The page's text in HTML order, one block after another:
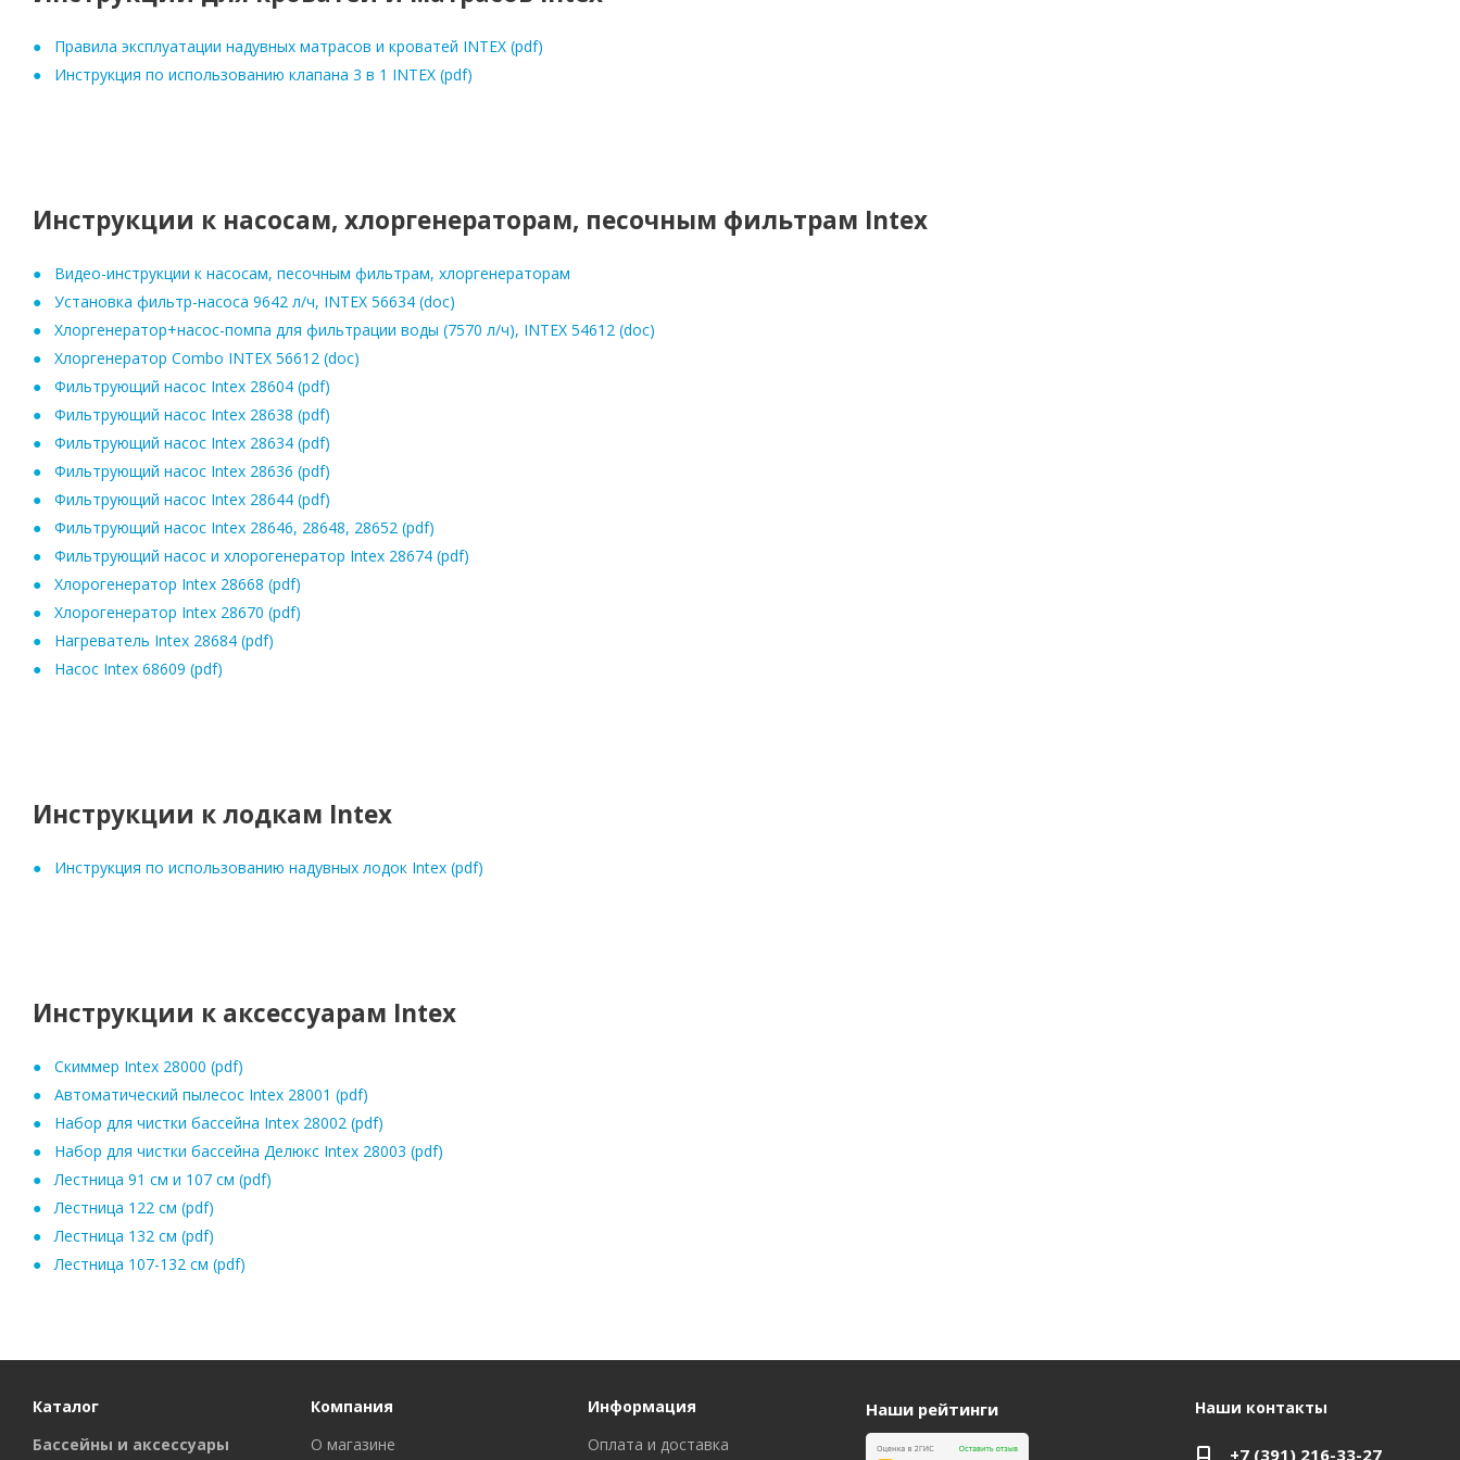
Правила эксплуатации надувных матрасов и кроватей INTEX (pdf)
Инструкция по использованию клапана 3 в 1 INTEX (pdf)
Инструкции к насосам, хлоргенераторам, песочным фильтрам Intex
Видео-инструкции к насосам, песочным фильтрам, хлоргенераторам
Установка фильтр-насоса 9642 л/ч, INTEX 56634 (doc)
Хлоргенератор+насос-помпа для фильтрации воды (7570 л/ч), INTEX 54612 (doc)
Хлоргенератор Combo INTEX 56612 (doc)
Фильтрующий насос Intex 28604 (pdf)
Фильтрующий насос Intex 28638 (pdf)
Фильтрующий насос Intex 28634 (pdf)
Фильтрующий насос Intex 28636 (pdf)
Фильтрующий насос Intex 28644 (pdf)
Фильтрующий насос Intex 28646, 28648, 28652 (pdf)
Фильтрующий насос и хлорогенератор Intex 28674 (pdf)
Хлорогенератор Intex 28668 (pdf)
Хлорогенератор Intex 28670 (pdf)
Нагреватель Intex 28684 (pdf)
Насос Intex 68609 (pdf)
Инструкции к лодкам Intex
Инструкция по использованию надувных лодок Intex (pdf)
Инструкции к аксессуарам Intex
Скиммер Intex 28000 (pdf)
Автоматический пылесос Intex 28001 (pdf)
Набор для чистки бассейна Intex 28002 (pdf)
Набор для чистки бассейна Делюкс Intex 28003 (pdf)
Лестница 91 см и 107 см (pdf)
Лестница 122 см (pdf)
Лестница 132 см (pdf)
Лестница 107-132 см (pdf)
Каталог
Бассейны и аксессуары
Компания
О магазине
Информация
Оплата и доставка
Наши рейтинги Наши контакты
+7 (391) 216-33-27